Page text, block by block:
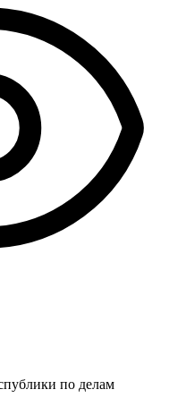
по делам